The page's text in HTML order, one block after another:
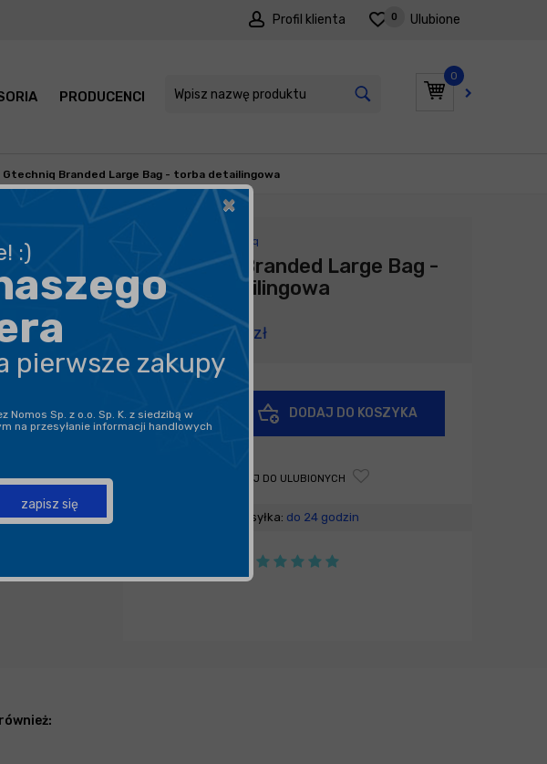
Profil klienta Ulubione
0
0
PRODUCENCI PROMOCJE
Gtechniq Branded Large Bag - torba detailingowa
Producent: Gtechniq
Gtechniq Branded Large Bag -
torba detailingowa
209,00 zł
-
DODAJ DO KOSZYKA
DODAJ DO ULUBIONYCH
Wysyłka: do 24 godzin
×
:)
pierwsze zakupy
Sp. z o.o. Sp. K. z siedzibą w
na przesyłanie informacji handlowych
zapisz się